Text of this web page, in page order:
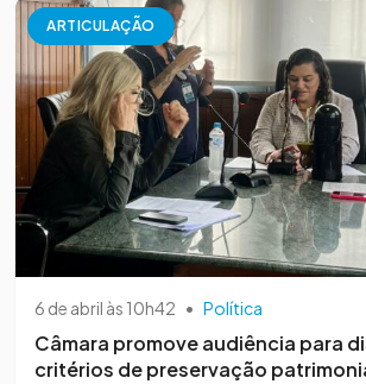
ARTICULAÇÃO
6 de abril às 10h42 • Política
Câmara promove audiência para
critérios de preservação